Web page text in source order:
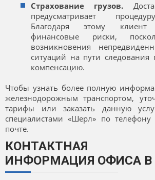
Страхование грузов.
предусматривает
Благодаря этому
финансовые риски,
возникновения
ситуаций на пути следования
компенсацию.
Чтобы узнать более полную
железнодорожным транспортом,
тарифы или заказать данную
специалистами «Шерл» по
почте.
КОНТАКТНАЯ
ИНФОРМАЦИЯ ОФИСА